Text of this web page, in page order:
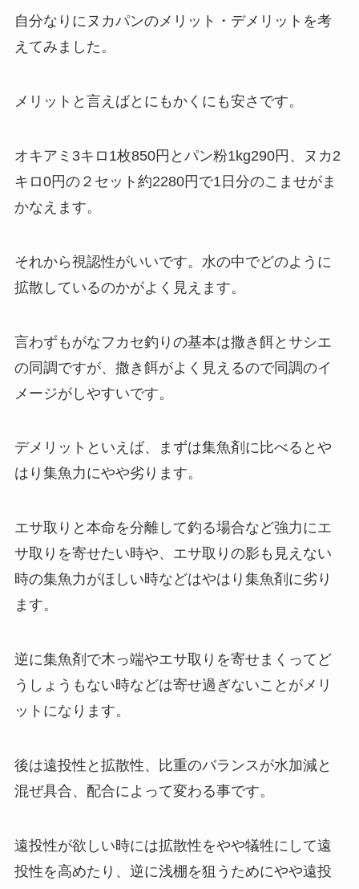
自分なりにヌカパンのメリット・デメリットを考
えてみました。
メリットと言えばとにもかくにも安さです。
オキアミ3キロ1枚850円とパン粉1kg290円、ヌカ2
キロ0円の２セット約2280円で1日分のこませがま
かなえます。
それから視認性がいいです。 水の中でどのように
拡散しているのかがよく見えます。
言わずもがなフカセ釣りの基本は撒き餌とサシエ
の同調ですが、撒き餌がよく見えるので同調のイ
メージがしやすいです。
デメリットといえば、まずは集魚剤に比べるとや
はり 集魚力にやや劣ります。
エサ取りと本命を分離して釣る場合など強力にエ
サ取りを寄せたい時や、エサ取りの影も見えない
時の集魚力がほしい時などはやはり集魚剤に劣り
ます。
逆に集魚剤で木っ端やエサ取りを寄せまくってど
うしょうもない時などは寄せ過ぎないことがメリ
ットになります。
後は遠投性と拡散性、比重のバランスが水加減と
混ぜ具合、配合によって変わる事です。
遠投性が欲しい時には拡散性をやや犠牲にして遠
投性を高めたり、逆に浅棚を狙うためにやや遠投